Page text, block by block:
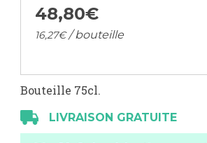
48,80€
16,27€/ bouteille
Bouteille 75cl.
LIVRAISON GRATUITE